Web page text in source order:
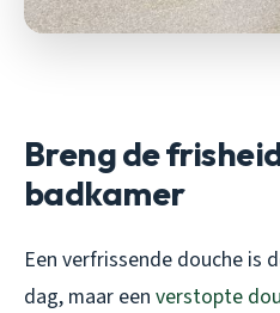
Breng de
badkamer
Een verfrissende douche is
dag, maar een verstopte